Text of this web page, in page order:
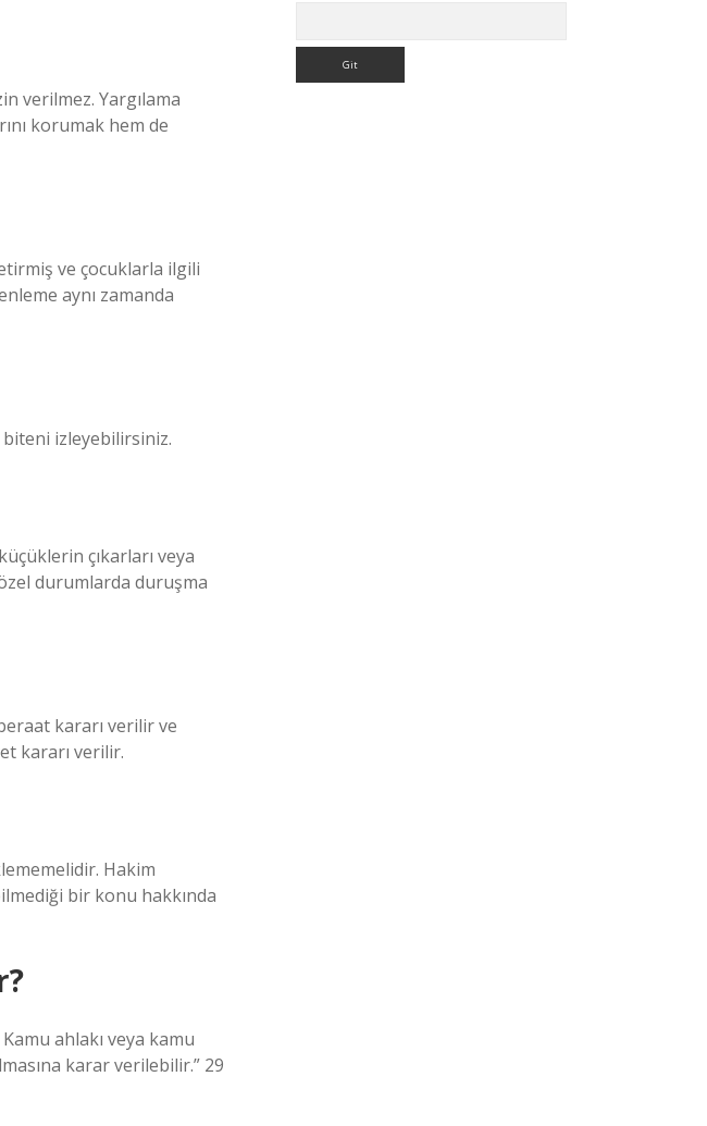
verilmez. Yargılama
korumak hem de
ve çocuklarla ilgili
aynı zamanda
izleyebilirsiniz.
çıkarları veya
durumlarda duruşma
kararı verilir ve
kararı verilir.
Hakim
bir konu hakkında
ahlakı veya kamu
karar verilebilir.” 29